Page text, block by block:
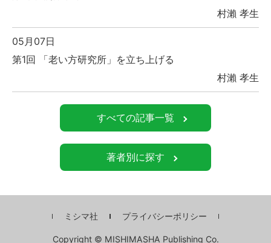
村瀨 孝生
05月07日
第1回 「老い方研究所」を立ち上げる
村瀨 孝生
すべての記事一覧
著者別に探す
ミシマ社 プライバシーポリシー
Copyright © MISHIMASHA Publishing Co.